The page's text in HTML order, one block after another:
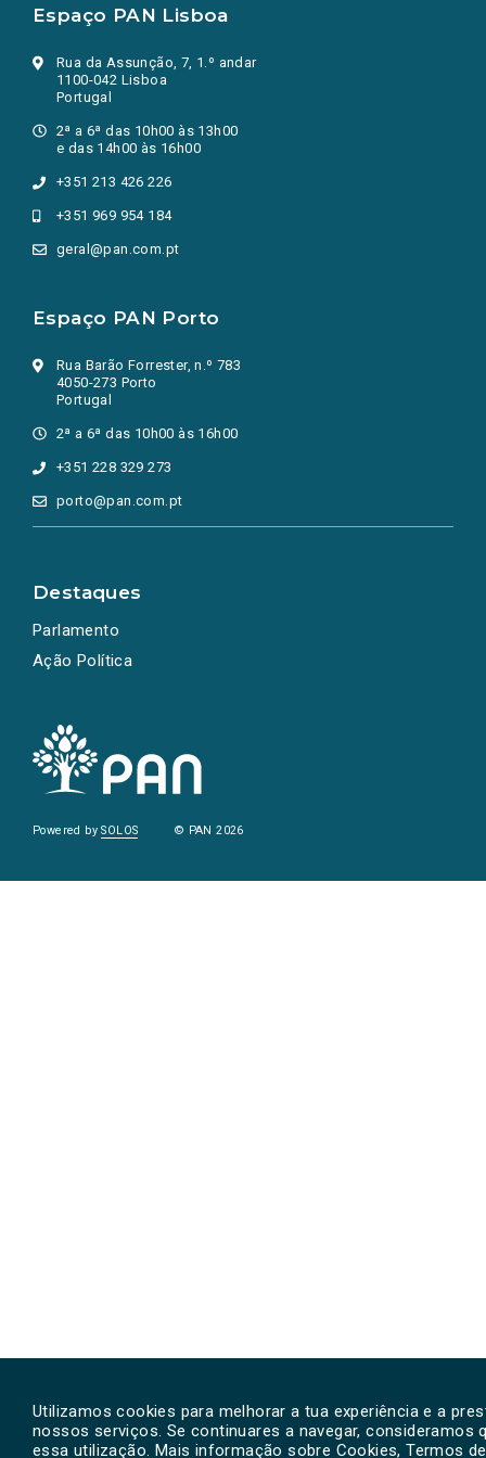
Utilizamos cookies para melhorar a tua experiência e a
nossos serviços. Se continuares a navegar, consideramos
essa utilização. Mais informação sobre Cookies, Termos
Espaço PAN Lisboa
Rua da Assunção, 7, 1.º andar
1100-042 Lisboa
Portugal
2ª a 6ª das 10h00 às 13h00
e das 14h00 às 16h00
+351 213 426 226
+351 969 954 184
geral@pan.com.pt
Espaço PAN Porto
Rua Barão Forrester, n.º 783
4050-273 Porto
Portugal
2ª a 6ª das 10h00 às 16h00
+351 228 329 273
porto@pan.com.pt
Destaques
Parlamento
Ação Política
Powered bySOLOS © PAN 2026